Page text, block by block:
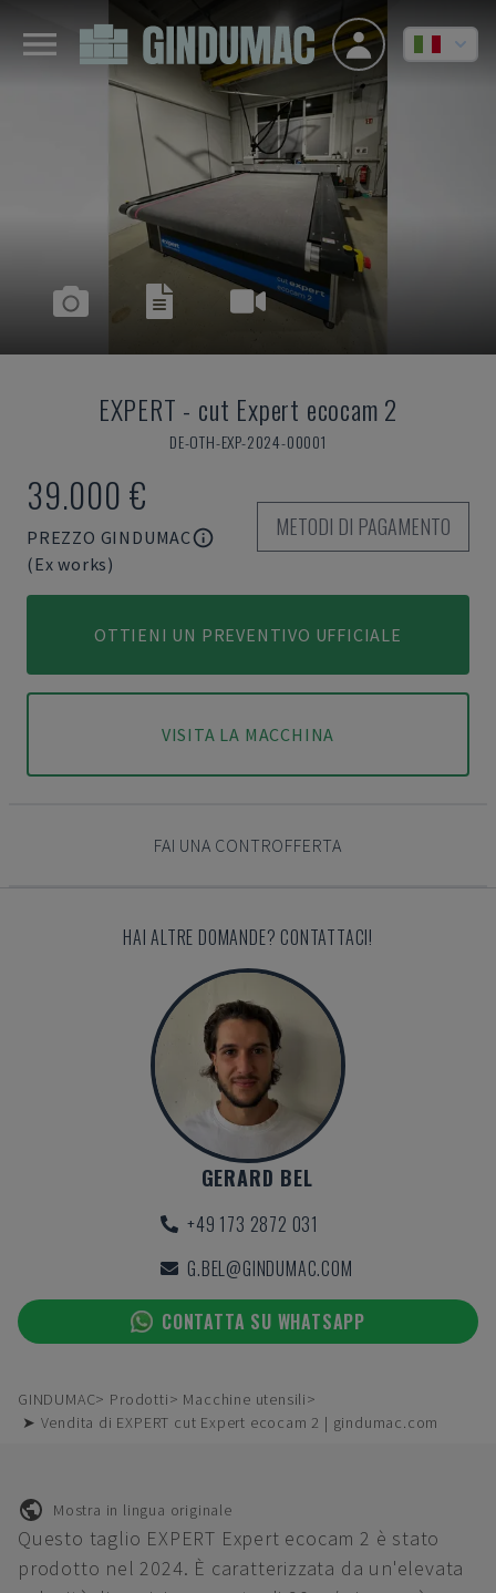
EXPERT - cut Expert ecocam 2
DE-OTH-EXP-2024-00001
39.000 €
PREZZO GINDUMAC
(Ex works)
METODI DI PAGAMENTO
OTTIENI UN PREVENTIVO UFFICIALE
VISITA LA MACCHINA
FAI UNA CONTROFFERTA
HAI ALTRE DOMANDE? CONTATTACI!
GERARD BEL
+49 173 2872 031
G.BEL@GINDUMAC.COM
CONTATTA SU WHATSAPP
GINDUMAC Prodotti
Macchine utensili
➤ Vendita di EXPERT cut Expert ecocam 2 | gindumac.com
Mostra in lingua originale
Questo taglio EXPERT Expert ecocam 2 è stato
prodotto nel 2024. È caratterizzata da un'elevata